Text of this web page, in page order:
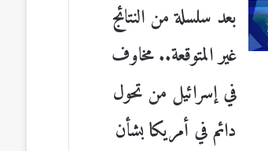
بعد سلسلة من النتائج
غير المتوقعة.. مخاوف
في إسرائيل من تحول
دائم في أمريكا بشأن